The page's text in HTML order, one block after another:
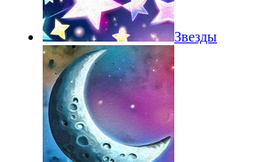
Звезды